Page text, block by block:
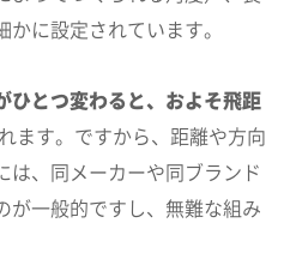
に設定されています。
ひとつ変わると、およそ飛距
ます。ですから、距離や方向
は、同メーカーや同ブランド
が一般的ですし、無難な組み